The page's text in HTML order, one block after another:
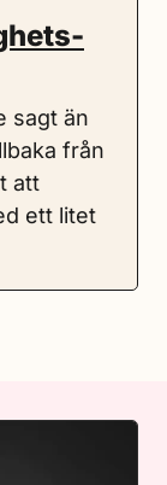
sagt än
från
att
ett litet